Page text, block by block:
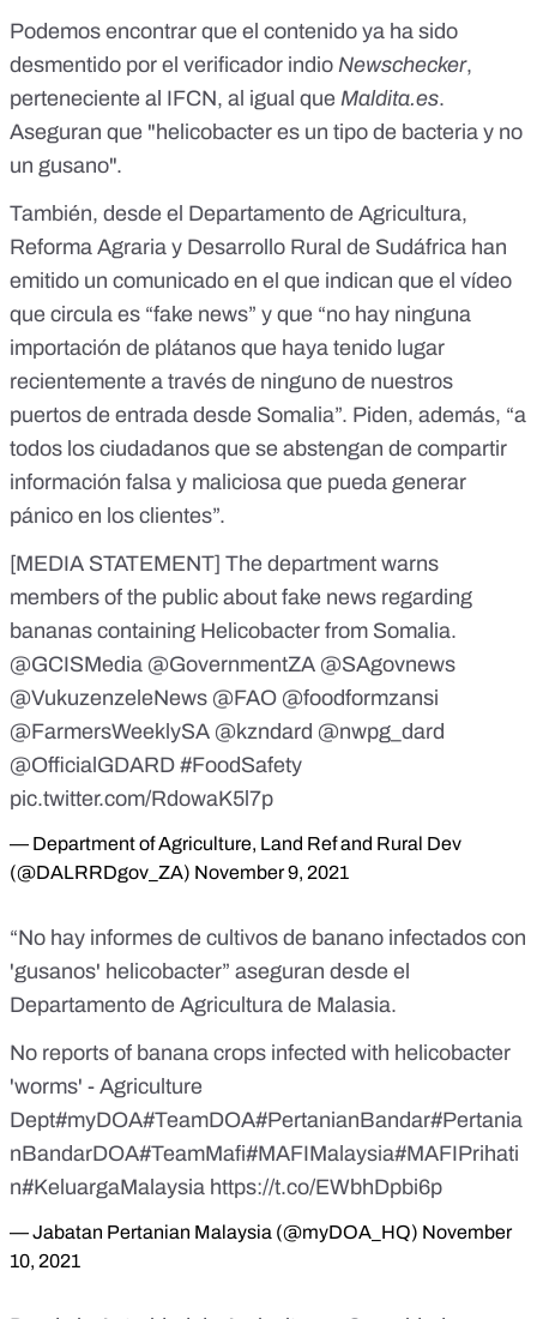
Podemos encontrar que el contenido ya ha sido
desmentido por el verificador indio Newschecker,
perteneciente al IFCN, al igual que Maldita.es.
Aseguran que "helicobacter es un tipo de bacteria y no
un gusano".
También, desde el Departamento de Agricultura,
Reforma Agraria y Desarrollo Rural de Sudáfrica han
emitido un comunicado en el que indican que el vídeo
que circula es “fake news” y que “no hay ninguna
importación de plátanos que haya tenido lugar
recientemente a través de ninguno de nuestros
puertos de entrada desde Somalia”. Piden, además, “a
todos los ciudadanos que se abstengan de compartir
información falsa y maliciosa que pueda generar
pánico en los clientes”.
[MEDIA STATEMENT] The department warns
members of the public about fake news regarding
bananas containing Helicobacter from Somalia.
@GCISMedia @GovernmentZA @SAgovnews
@VukuzenzeleNews @FAO @foodformzansi
@FarmersWeeklySA @kzndard @nwpg_dard
@OfficialGDARD #FoodSafety
pic.twitter.com/RdowaK5l7p
— Department of Agriculture, Land Ref and Rural Dev
(@DALRRDgov_ZA) November 9, 2021
“No hay informes de cultivos de banano infectados con
'gusanos' helicobacter” aseguran desde el
Departamento de Agricultura de Malasia.
No reports of banana crops infected with helicobacter
'worms' - Agriculture
Dept#myDOA#TeamDOA#PertanianBandar#Pertania
nBandarDOA#TeamMafi#MAFIMalaysia#MAFIPrihati
n#KeluargaMalaysia https://t.co/EWbhDpbi6p
— Jabatan Pertanian Malaysia (@myDOA_HQ) November
10, 2021